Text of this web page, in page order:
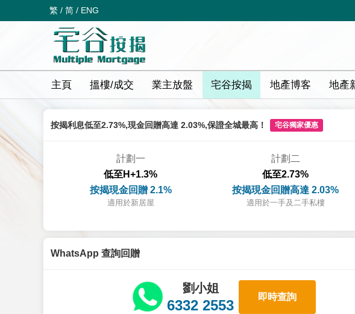
繁 / 简 / ENG
主頁 搵樓/成交 業主放盤 宅谷按揭 地產博客 地產
按揭利息低至2.73%,現金回贈高達 2.03%,保證全城最高！ 宅谷獨家優惠
計劃一
低至H+1.3%
按揭現金回贈 2.1%
適用於新居屋
計劃二
低至2.73%
按揭現金回贈高達 2.03%
適用於一手及二手私樓
WhatsApp 查詢回贈
劉小姐
6332 2553
即時查詢